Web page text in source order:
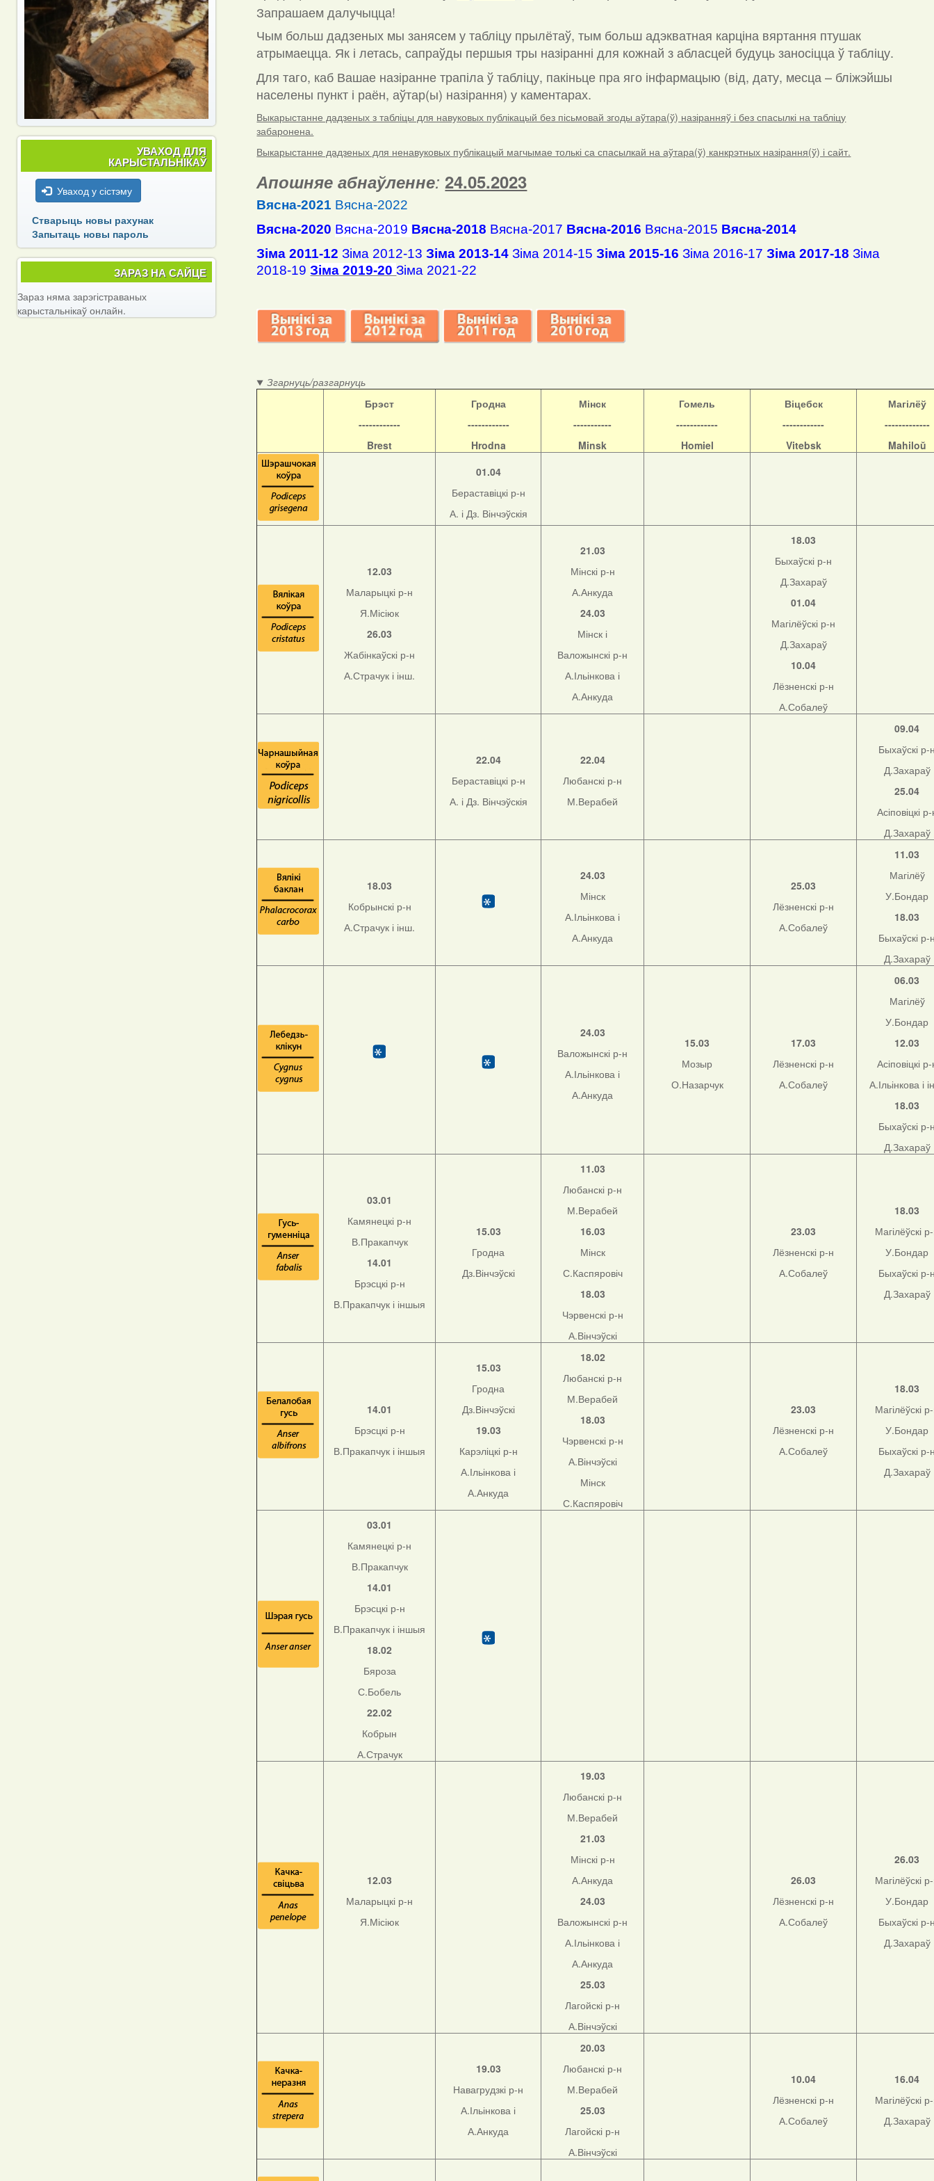
Запрашаем далучыцца!
Чым больш дадзеных мы занясем у табліцу прылётаў, тым больш адэкватная карціна вяртання птушак
атрымаецца. Як і летась, сапраўды першыя тры назіранні для кожнай з абласцей будуць заносіцца ў табліцу.
Для таго, каб Вашае назіранне трапіла ў табліцу, пакіньце пра яго інфармацыю (від, дату, месца – бліжэйшы
населены пункт і раён, аўтар(ы) назірання) у каментарах.
Выкарыстанне дадзеных з табліцы для навуковых публікацый без пісьмовай згоды аўтара(ў) назіранняў і без спасылкі на табліцу
забаронена.
Выкарыстанне дадзеных для ненавуковых публікацый магчымае толькі са спасылкай на аўтара(ў) канкрэтных назірання(ў) і сайт.
Апошняе абнаўленне: 24.05.2023
Вясна-2021 Вясна-2022
Вясна-2020 Вясна-2019 Вясна-2018 Вясна-2017 Вясна-2016 Вясна-2015 Вясна-2014
Зіма 2011-12 Зіма 2012-13 Зіма 2013-14 Зіма 2014-15 Зіма 2015-16 Зіма 2016-17 Зіма 2017-18 Зіма
2018-19 Зіма 2019-20Зіма 2021-22
Згарнуць/разгарнуць
Брэст
------------
Brest
Гродна
------------
Hrodna
Мінск
-----------
Minsk
Гомель
------------
Homiel
Віцебск
------------
Vitebsk
Магілёў
-------------
Mahiloŭ
01.04
Бераставіцкі р-н
А. і Дз. Вінчэўскія
12.03
Маларыцкі р-н
Я.Місіюк
26.03
Жабінкаўскі р-н
А.Страчук і інш.
21.03
Мінскі р-н
А.Анкуда
24.03
Мінск і
Валожынскі р-н
А.Ільінкова і
А.Анкуда
18.03
Быхаўскі р-н
Д.Захараў
01.04
Магілёўскі р-н
Д.Захараў
10.04
Лёзненскі р-н
А.Собалеў
22.04
Бераставіцкі р-н
А. і Дз. Вінчэўскія
22.04
Любанскі р-н
М.Верабей
09.04
Быхаўскі р-
Д.Захараў
25.04
Асіповіцкі
Д.Захараў
18.03
Кобрынскі р-н
А.Страчук і інш.
24.03
Мінск
А.Ільінкова і
А.Анкуда
25.03
Лёзненскі р-н
А.Собалеў
11.03
Магілёў
У.Бондар
18.03
Быхаўскі р-
Д.Захараў
24.03
Валожынскі р-н
А.Ільінкова і
А.Анкуда
15.03
Мозыр
О.Назарчук
17.03
Лёзненскі р-н
А.Собалеў
06.03
Магілёў
У.Бондар
12.03
Асіповіцкі
А.Ільінкова і
18.03
Быхаўскі р-
Д.Захараў
03.01
Камянецкі р-н
В.Пракапчук
14.01
Брэсцкі р-н
В.Пракапчук і іншыя
15.03
Гродна
Дз.Вінчэўскі
11.03
Любанскі р-н
М.Верабей
16.03
Мінск
С.Каспяровіч
18.03
Чэрвенскі р-н
А.Вінчэўскі
23.03
Лёзненскі р-н
А.Собалеў
18.03
Магілёўскі
У.Бондар
Быхаўскі р-
Д.Захараў
14.01
Брэсцкі р-н
В.Пракапчук і іншыя
15.03
Гродна
Дз.Вінчэўскі
19.03
Карэліцкі р-н
А.Ільінкова і
А.Анкуда
18.02
Любанскі р-н
М.Верабей
18.03
Чэрвенскі р-н
А.Вінчэўскі
Мінск
С.Каспяровіч
23.03
Лёзненскі р-н
А.Собалеў
18.03
Магілёўскі
У.Бондар
Быхаўскі р-
Д.Захараў
03.01
Камянецкі р-н
В.Пракапчук
14.01
Брэсцкі р-н
В.Пракапчук і іншыя
18.02
Бяроза
С.Бобель
22.02
Кобрын
А.Страчук
12.03
Маларыцкі р-н
Я.Місіюк
19.03
Любанскі р-н
М.Верабей
21.03
Мінскі р-н
А.Анкуда
24.03
Валожынскі р-н
А.Ільінкова і
А.Анкуда
25.03
Лагойскі р-н
А.Вінчэўскі
26.03
Лёзненскі р-н
А.Собалеў
26.03
Магілёўскі
У.Бондар
Быхаўскі р-
Д.Захараў
19.03
Навагрудзкі р-н
А.Ільінкова і
А.Анкуда
20.03
Любанскі р-н
М.Верабей
25.03
Лагойскі р-н
А.Вінчэўскі
10.04
Лёзненскі р-н
А.Собалеў
16.04
Магілёўскі
Д.Захараў
УВАХОД ДЛЯ
КАРЫСТАЛЬНІКАЎ
Уваход у сістэму
Стварыць новы рахунак
Запытаць новы пароль
ЗАРАЗ НА САЙЦЕ
Зараз няма зарэгістраваных
карыстальнікаў онлайн.